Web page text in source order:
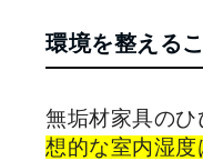
環境を整える
無垢材家具の
想的な室内湿度